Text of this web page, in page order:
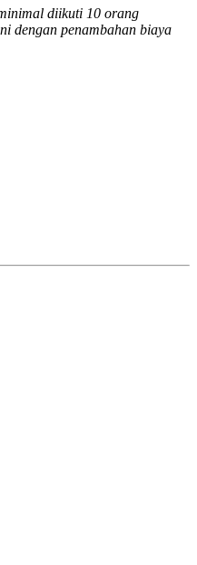
diikuti 10 orang
dengan penambahan biaya